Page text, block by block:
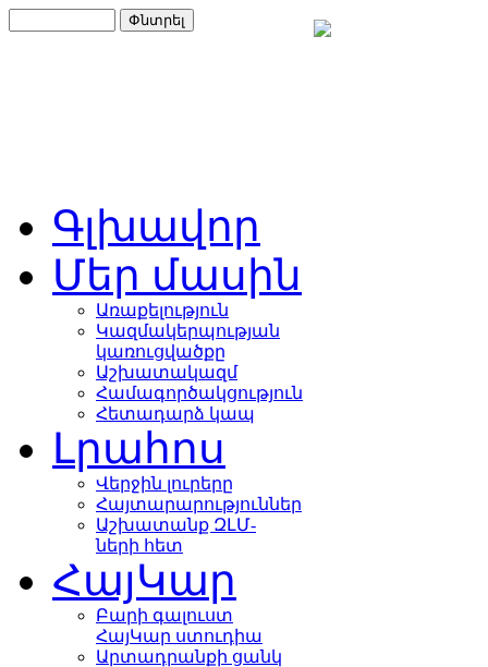
Գլխավոր
Մեր մասին
Առաքելություն
Կազմակերպության
կառուցվածքը
Աշխատակազմ
Համագործակցություն
Հետադարձ կապ
Լրահոս
Վերջին լուրերը
Հայտարարություններ
Աշխատանք ԶԼՄ-
ների հետ
ՀայԿար
Բարի գալուստ
ՀայԿար ստուդիա
Արտադրանքի ցանկ